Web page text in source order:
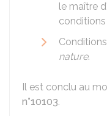
le maître
nature.
Il est conclu au
n°10103.